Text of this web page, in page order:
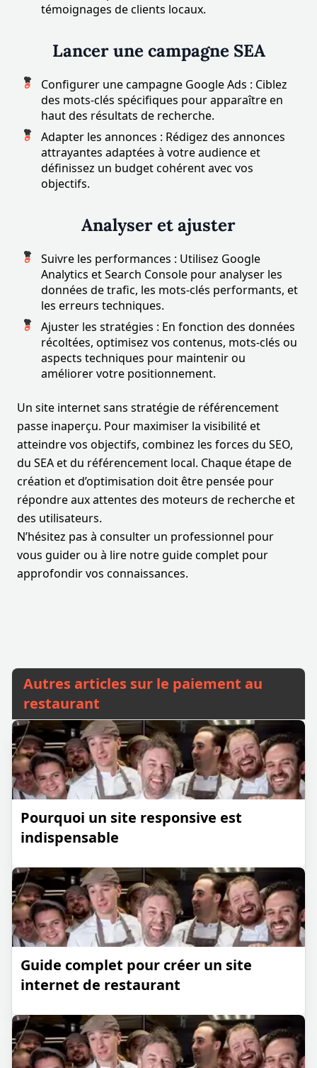
témoignages de clients locaux.
Lancer une campagne SEA
Configurer une campagne Google Ads : Ciblez
des mots-clés spécifiques pour apparaître en
haut des résultats de recherche.
Adapter les annonces : Rédigez des annonces
attrayantes adaptées à votre audience et
définissez un budget cohérent avec vos
objectifs.
Analyser et ajuster
Suivre les performances : Utilisez Google
Analytics et Search Console pour analyser les
données de trafic, les mots-clés performants, et
les erreurs techniques.
Ajuster les stratégies : En fonction des données
récoltées, optimisez vos contenus, mots-clés ou
aspects techniques pour maintenir ou
améliorer votre positionnement.
Un site internet sans stratégie de référencement
passe inaperçu. Pour maximiser la visibilité et
atteindre vos objectifs, combinez les forces du SEO,
du SEA et du référencement local. Chaque étape de
création et d’optimisation doit être pensée pour
répondre aux attentes des moteurs de recherche et
des utilisateurs.
N’hésitez pas à consulter un professionnel pour
vous guider ou à lire notre guide complet pour
approfondir vos connaissances.
Autres articles sur le paiement au
restaurant
Pourquoi un site responsive est
indispensable
Guide complet pour créer un site
internet de restaurant